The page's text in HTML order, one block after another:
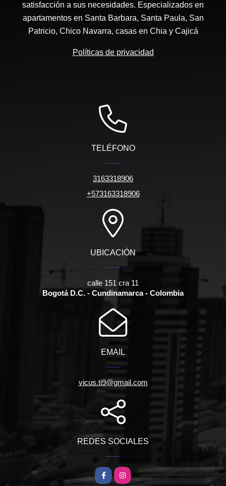
satisfacción a sus necesidades. Especializados en
apartamentos en Santa Barbara, Santa Paula, San
Patricio, Chico Navarra, casas en Chia y Cajicá
Políticas de privacidad
TELÉFONO
3163318906
+573163318906
UBICACIÓN
calle 151 cra 11
Bogotá D.C. - Cundinamarca - Colombia
EMAIL
vicus.ti9@gmail.com
REDES SOCIALES
FacebookInstagram